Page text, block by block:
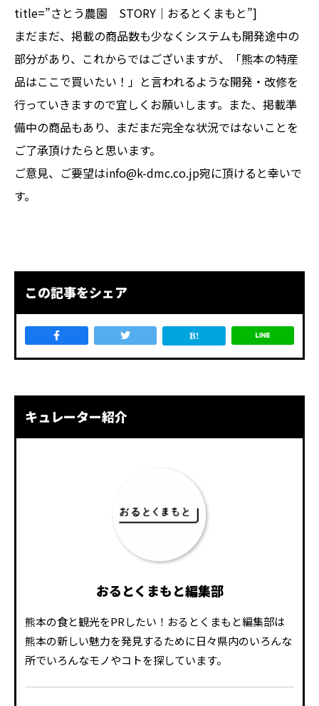
title=”さとう農園 STORY｜おるとくまもと”]
まだまだ、掲載の商品数も少なくシステムも開発途中の
部分があり、これからではございますが、「熊本の特産
品はここで買いたい！」と言われるような開発・改修を
行っていきますので宜しくお願いします。また、掲載準
備中の商品もあり、まだまだ完全な状況ではないことを
ご了承頂けたらと思います。
ご意見、ご要望はinfo@k-dmc.co.jp宛に頂けると幸いで
す。
この記事をシェア
キュレーター紹介
おるとくまもと編集部
熊本の食と観光をPRしたい！おるとくまもと編集部は
熊本の新しい魅力を発見するために日々県内のいろんな
所でいろんなモノやコトを探しています。